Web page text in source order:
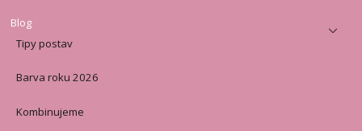
Blog
Tipy postav
Barva roku 2026
Kombinujeme